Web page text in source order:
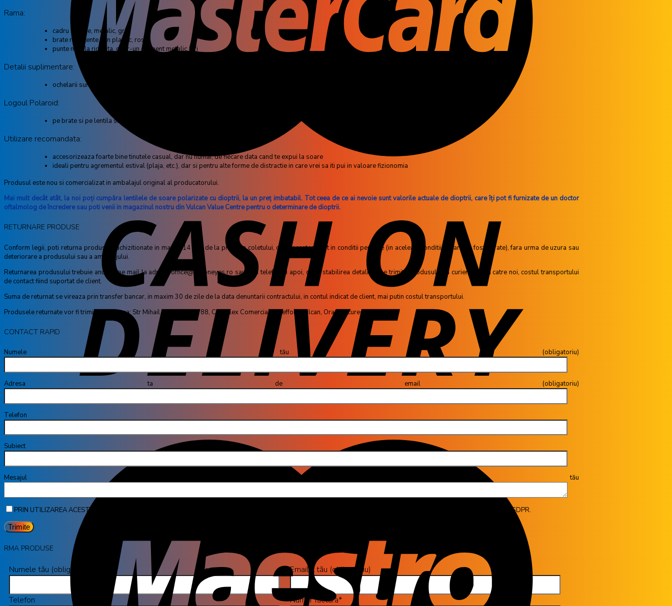
Rama:
cadru subtire, metalic, gri
brate rezistente, din plastic, rosii
punte nazala ridicata, dintr-un element metalic, gri
Detalii suplimentare:
ochelarii sunt livrati cu tocul de depozitare si o carpa din microfibra pentru stergere si ingrijire
Logoul Polaroid:
pe brate si pe lentila stanga, garantand calitatea si originalitatea ochelarilor
Utilizare recomandata:
accesorizeaza foarte bine tinutele casual, dar nu numai, de fiecare data cand te expui la soare
ideali pentru agrementul estival (plaja, etc.), dar si pentru alte forme de distractie in care vrei sa iti pui in valoare fizionomia
Produsul este nou si comercializat in ambalajul original al producatorului.
Mai mult decât atât, la noi poţi cumpăra lentilele de soare polarizate cu dioptrii, la un preţ imbatabil. Tot ceea de ce ai nevoie sunt valorile actuale de dioptrii, care îţi pot fi furnizate de un doctor
oftalmolog de încredere sau poti venii in magazinul nostru din Vulcan Value Centre pentru o determinare de dioptrii.
RETURNARE PRODUSE
Conform legii, poti returna produsele achizitionate in maxim 14 zile de la primirea coletului, daca acestea sunt in conditii perfecte (in aceleasi conditii in care au fost livrate), fara urma de uzura sau
deteriorare a produsului sau a ambalajului.
Returnarea produsului trebuie anuntat pe mail la adresa office@visioneyes.ro sau prin telefon si apoi, dupa stabilirea detaliilor se trimite produsul prin curierat rapid catre noi, costul transportului
de contact fiind suportat de client.
Suma de returnat se vireaza prin transfer bancar, in maxim 30 de zile de la data denuntarii contractului, in contul indicat de client, mai putin costul transportului.
Produsele returnate vor fi trimise la adresa: Str Mihail Sebastian Nr 88, Complex Comercial Careffour Vulcan, Oras București
CONTACT RAPID
Numele tău (obligatoriu)
Adresa ta de email (obligatoriu)
Telefon
Subiect
Mesajul tău
PRIN UTILIZAREA ACESTUI FORMULAR SUNTEȚI DE ACORD CU STOCAREA ȘI MANIPULAREA DATELOR DVS PE ACEST SITE WEB IN CONFORMITATE CU POLITICA GDPR.
RMA PRODUSE
Numele tău (obligatoriu)
Telefon
Emailul tău (obligatoriu)
Numar factura*